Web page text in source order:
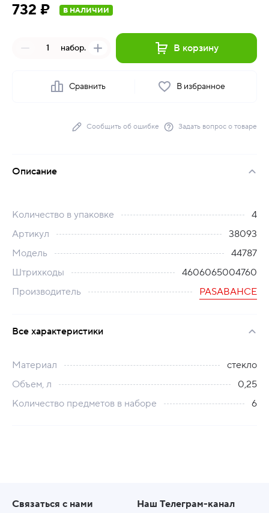
732 ₽ В НАЛИЧИИ
набор. В корзину
Сравнить В избранное
Сообщить об ошибке Задать вопрос о товаре
Описание
Количество в упаковке
4
Артикул
38093
Модель
44787
Штрихкоды
4606065004760
Производитель
PASABAHCE
Все характеристики
Материал
стекло
Объем, л
0,25
Количество предметов в наборе
6
Связаться с нами Наш Телеграм-канал